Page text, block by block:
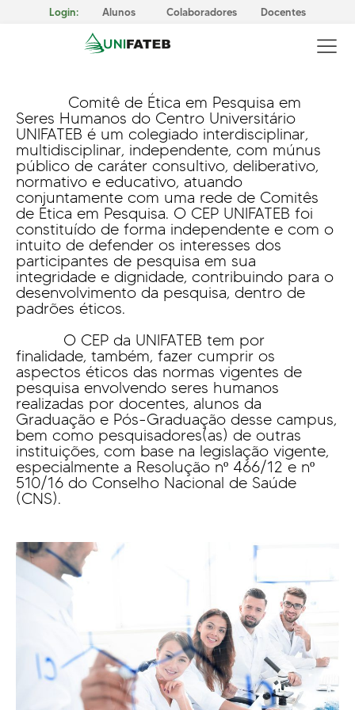
Login: Alunos Colaboradores Docentes
GOVERNANÇA CORPORATIVA
Reitoria
Comissão Própria de Avaliação (CPA)
Conselho Superior da UNIFATEB (Consup)
MISSÃO, VISÃO E VALORES
CERTIFICAÇÕES
Responsabilidade Social
METODOLOGIA E APRENDIZAGEM
Cursos Presenciais
Cursos EAD
EQUIPE PEDAGÓGICA
E CORPO DOCENTE
INFRAESTRUTURA
Conheça nosso Campus
Biblioteca
Centro Laboratorial Professor Ivo Neitzel
Acessibilidade
Revista Informando
PRIVACIDADE
Fale com o nosso DPO
Comitê de Ética em Pesquisa em
Seres Humanos do Centro Universitário
UNIFATEB é um colegiado interdisciplinar,
multidisciplinar, independente, com múnus
público de caráter consultivo, deliberativo,
normativo e educativo, atuando
conjuntamente com uma rede de Comitês
de Ética em Pesquisa. O CEP UNIFATEB foi
constituído de forma independente e com o
intuito de defender os interesses dos
participantes de pesquisa em sua
integridade e dignidade, contribuindo para o
desenvolvimento da pesquisa, dentro de
padrões éticos.
O CEP da UNIFATEB tem por
finalidade, também, fazer cumprir os
aspectos éticos das normas vigentes de
pesquisa envolvendo seres humanos
realizadas por docentes, alunos da
Graduação e Pós-Graduação desse campus,
bem como pesquisadores(as) de outras
instituições, com base na legislação vigente,
especialmente a Resolução nº 466/12 e nº
510/16 do Conselho Nacional de Saúde
(CNS).